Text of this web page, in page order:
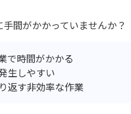
間がかかっていませんか？
で時間がかかる
生しやすい
返す非効率な作業